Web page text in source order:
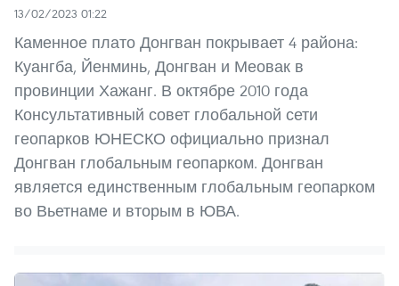
13/02/2023 01:22
Каменное плато Донгван покрывает 4 района:
Куангба, Йенминь, Донгван и Меовак в
провинции Хажанг. В октябре 2010 года
Консультативный совет глобальной сети
геопарков ЮНЕСКО официально признал
Донгван глобальным геопарком. Донгван
является единственным глобальным геопарком
во Вьетнаме и вторым в ЮВА.